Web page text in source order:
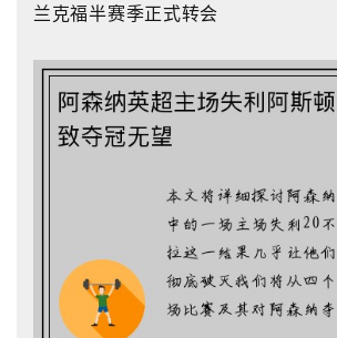
兰克福半赛季正式转会